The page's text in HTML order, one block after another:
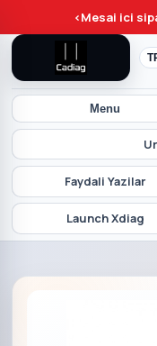
<Mesai ici
Menu
Faydali Yazilar
Launch Xdiag